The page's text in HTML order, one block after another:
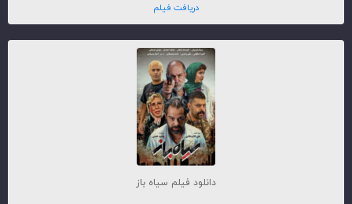
دریافت فیلم
دانلود فیلم سیاه باز